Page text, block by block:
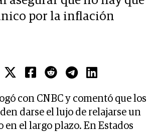
por la inflación
con CNBC y comentó que los
darse el lujo de relajarse un
en el largo plazo. En Estados